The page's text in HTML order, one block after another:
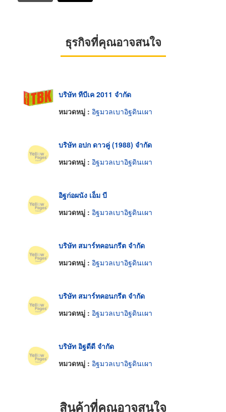
ธุรกิจที่คุณอาจสนใจ
บริษัท ทีบีเค 2011 จำกัด
หมวดหมู่ : อิฐมวลเบาอิฐดินเผา
บริษัท อปก ดาวคู่ (1988) จำกัด
หมวดหมู่ : อิฐมวลเบาอิฐดินเผา
อิฐก่อผนัง เอ็ม บี
หมวดหมู่ : อิฐมวลเบาอิฐดินเผา
บริษัท สมาร์ทคอนกรีต จำกัด
หมวดหมู่ : อิฐมวลเบาอิฐดินเผา
บริษัท สมาร์ทคอนกรีต จำกัด
หมวดหมู่ : อิฐมวลเบาอิฐดินเผา
บริษัท อิฐดีดี จำกัด
หมวดหมู่ : อิฐมวลเบาอิฐดินเผา
สินค้าที่คุณอาจสนใจ